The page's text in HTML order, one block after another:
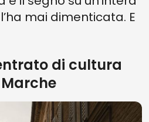
mai dimenticata. E
di cultura